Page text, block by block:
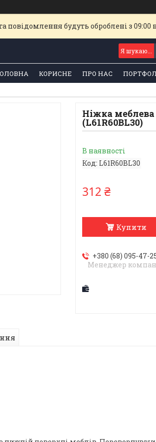
повідомлення будуть оброблені з
КОРИСНЕ ПРО НАС
Ніжка
(L61R60BL30)
В наявності
Код: L61R60BL30
312 ₴
Купити
+380 (68) 095-47-
Менеджер